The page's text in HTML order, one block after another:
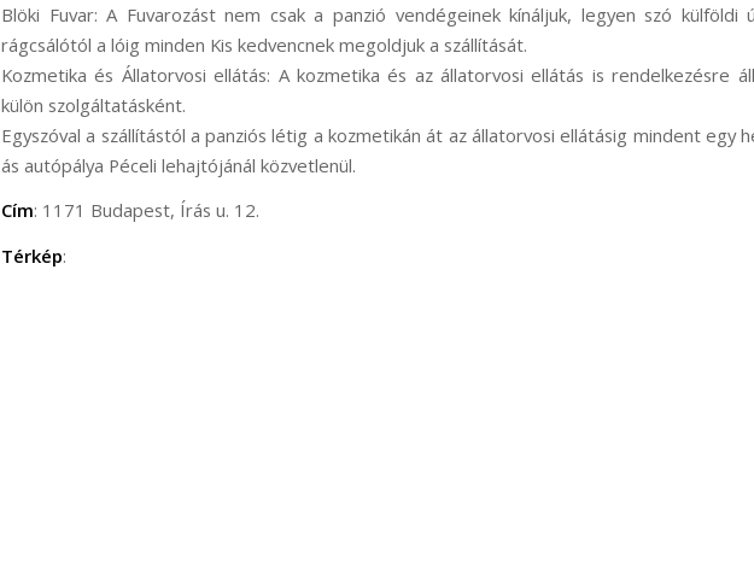
Blöki Fuvar: A Fuvarozást nem csak a panzió vendégeinek kínáljuk, legyen szó külföldi
rágcsálótól a lóig minden Kis kedvencnek megoldjuk a szállítását.
Kozmetika és Állatorvosi ellátás: A kozmetika és az állatorvosi ellátás is rendelkezésre
külön szolgáltatásként.
Egyszóval a szállítástól a panziós létig a kozmetikán át az állatorvosi ellátásig mindent egy
ás autópálya Péceli lehajtójánál közvetlenül.
Cím: 1171 Budapest, Írás u. 12.
Térkép: